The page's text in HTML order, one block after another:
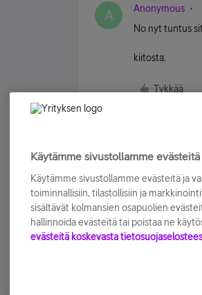
A Anonymous
No nyt tuntus
kiitosta.
Tykkää
Käytämme sivustollamme evästeitä
Käytämme sivustollamme evästeitä ja
toiminnallisiin, tilastollisiin ja
sisältävät kolmansien osapuolien
hallinnoida evästeitä tai poistaa ne
evästeitä koskevasta